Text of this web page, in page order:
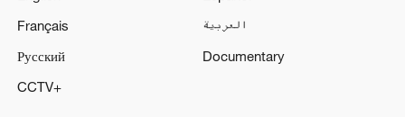
Français
العربية
Русский
Documentary
CCTV+